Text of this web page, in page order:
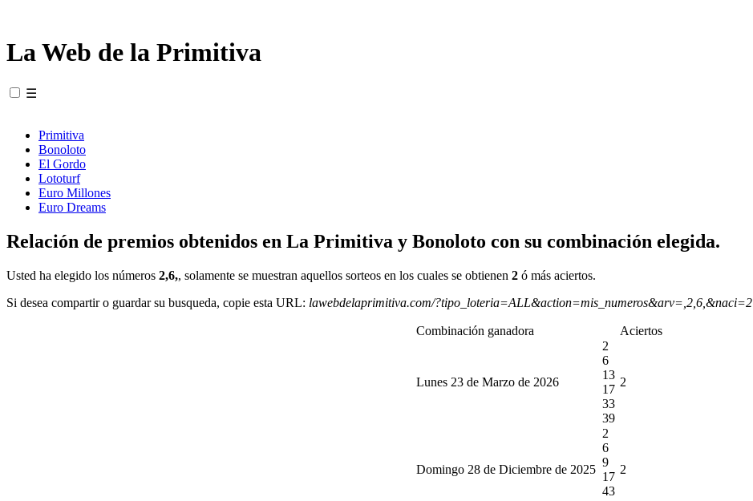
La Web de la Primitiva
☰
Primitiva
Bonoloto
El Gordo
Lototurf
Euro Millones
Euro Dreams
Relación de premios obtenidos en La Primitiva y Bonoloto con su combinación elegida.
Usted ha elegido los números 2,6,, solamente se muestran aquellos sorteos en los cuales se obtienen 2 ó más aciertos.
Si desea compartir o guardar su busqueda, copie esta URL: lawebdelaprimitiva.com/?tipo_loteria=ALL&action=mis_numeros&arv=,2,6,&naci=2
Combinación ganadora Aciertos
Lunes 23 de Marzo de 2026
2
6
13
17
33
39
2
Domingo 28 de Diciembre de 2025
2
6
9
17
43
2